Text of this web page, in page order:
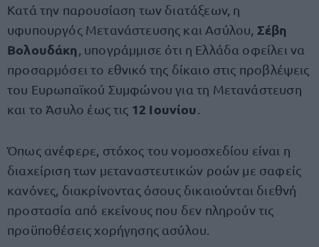
Κατά την παρουσίαση των διατάξεων, η
υφυπουργός Μετανάστευσης και Ασύλου, Σέβη
Βολουδάκη , υπογράμμισε ότι η Ελλάδα οφείλει να
προσαρμόσει το εθνικό της δίκαιο στις προβλέψεις
του Ευρωπαϊκού Συμφώνου για τη Μετανάστευση
και το Άσυλο έως τις 12 Ιουνίου
Όπως ανέφερε, στόχος του νομοσχεδίου είναι η
διαχείριση των μεταναστευτικών ροών με σαφείς
κανόνες, διακρίνοντας όσους δικαιούνται διεθνή
προστασία από εκείνους που δεν πληρούν τις
προϋποθέσεις χορήγησης ασύλου.